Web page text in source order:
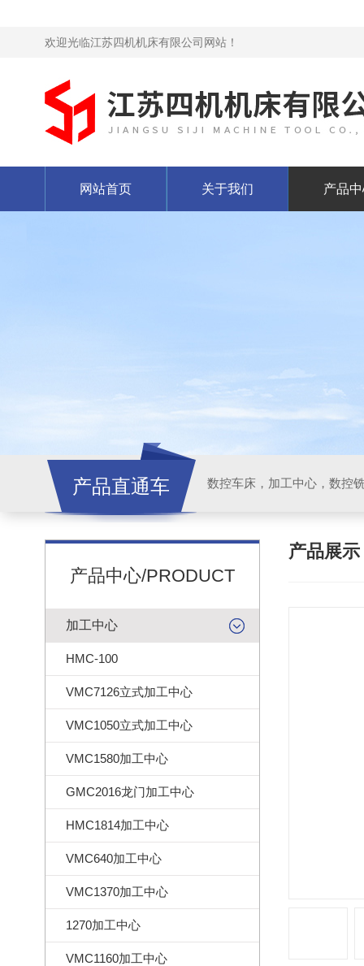
欢迎光临江苏四机机床有限公司网站！
网站首页 关于我们 产品
产品直通车
产品中心/PRODUCT
加工中心
HMC-100
VMC7126立式加工中心
VMC1050立式加工中心
VMC1580加工中心
GMC2016龙门加工中心
HMC1814加工中心
VMC640加工中心
VMC1370加工中心
1270加工中心
VMC1160加工中心
产品展示